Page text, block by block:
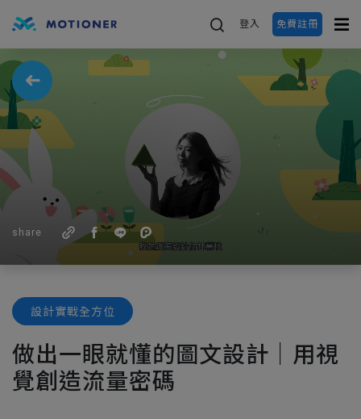
登入 免費註冊
share
設計實戰全方位
做出一眼就懂的圖文設計｜用視
覺創造流量密碼